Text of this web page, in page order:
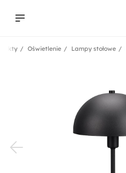
Lampy stołowe
Oświetlenie